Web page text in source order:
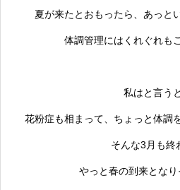
夏が来たとおもったら、あっと
体調管理にはくれぐれも
私はと言う
花粉症も相まって、ちょっと体調
そんな3月も終
やっと春の到来となり